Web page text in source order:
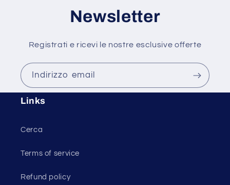
Newsletter
Registrati e ricevi le nostre esclusive offerte
Indirizzo email
Links
Cerca
Terms of service
Refund policy